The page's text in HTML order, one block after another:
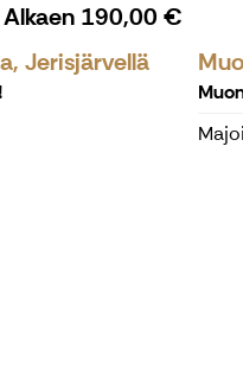
Alkaen 190,00 €
Jerisjärvellä